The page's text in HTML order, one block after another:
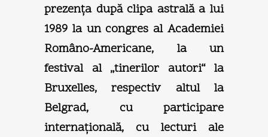
prezenţa după clipa astrală a lui
1989 la un congres al Academiei
Româno-Americane, la un
festival al „tinerilor autori“ la
Bruxelles, respectiv altul la
Belgrad, cu participare
internaţională, cu lecturi ale